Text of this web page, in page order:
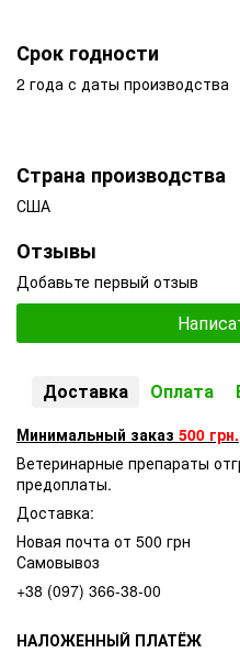
Срок годности
2 года с даты производства
Страна производства
США
Отзывы
Добавьте первый отзыв
Доставка Оплата
Минимальный заказ 500 грн.
Ветеринарные препараты
предоплаты.
Доставка:
Новая почта от 500 грн
Самовывоз
+38 (097) 366-38-00
НАЛОЖЕННЫЙ ПЛАТЁЖ